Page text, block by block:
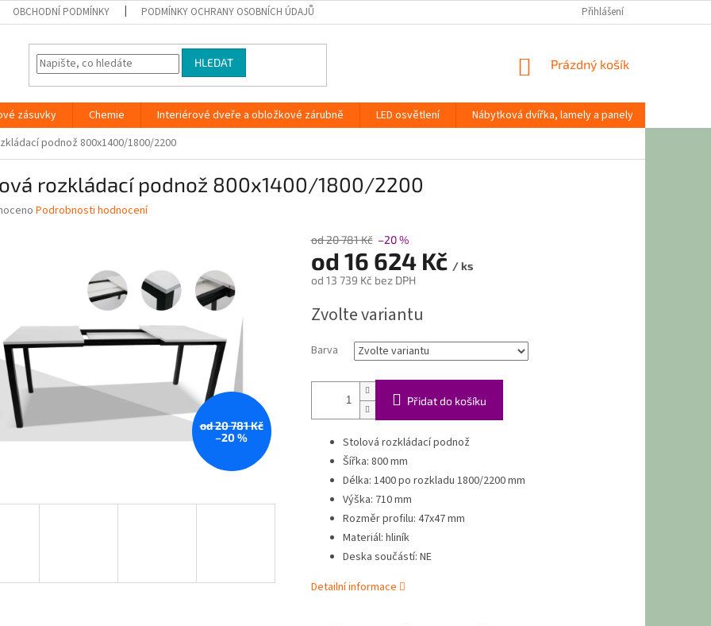
OBCHODNÍ PODMÍNKY PODMÍNKY OCHRANY OSOBNÍCH ÚDAJŮ Přihlášení
HLEDAT
NÁKUPNÍ
Prázdný košík
zásuvky Chemie Interiérové dveře a obložkové zárubně LED osvětlení Nábytková dvířka, lamely a panely
podnož 800x1400/1800/2200
rozkládací podnož 800x1400/1800/2200
Podrobnosti hodnocení
od 20 781 Kč
–20 %
od 20 781 Kč –20 %
od 16 624 Kč / ks
od 13 739 Kčbez DPH
cena:
Zvolte variantu
Barva
Přidat do košíku
Stolová rozkládací podnož
Šířka: 800 mm
Délka: 1400 po rozkladu 1800/2200 mm
Výška: 710 mm
Rozměr profilu: 47x47 mm
Materiál: hliník
Deska součástí: NE
Detailní informace